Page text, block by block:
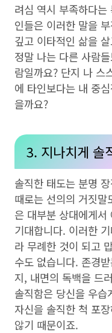
려심 역시 부족하다
인들은 이러한 말을
깊고 이타적인 삶을
정말 나는 다른 사람
람일까요? 단지 나 스
에 타인보다는 내 중
을까요?
3. 지나치게 솔
솔직한 태도는 분명
때로는 선의의 거짓
은 대부분 상대에게
기대합니다. 이러한
라 무례한 것이 되고
수도 없습니다. 존경
지, 내면의 독백을 드
솔직함은 당신을 우
자신을 솔직한 척 포
않기 때문이죠.